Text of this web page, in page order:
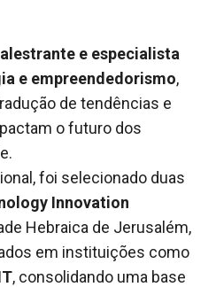
e especialista
e empreendedorismo,
de tendências e
o futuro dos
foi selecionado duas
Innovation
Hebraica de Jerusalém,
em instituições como
, consolidando uma base